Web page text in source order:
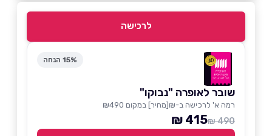
לרכישה
15% הנחה
שובר לאופרה "נבוקו"
רמה א' לרכישה ב-₪[מחיר] במקום ₪490
490 ₪
415 ₪